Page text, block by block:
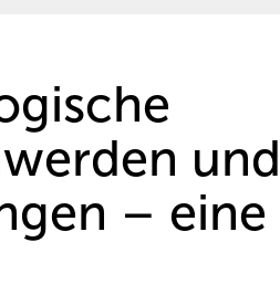
und
– eine